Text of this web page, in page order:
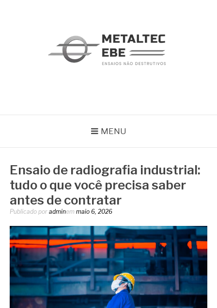
MENU
Ensaio de radiografia industrial:
tudo o que você precisa saber
antes de contratar
Publicado por adminem maio 6, 2026